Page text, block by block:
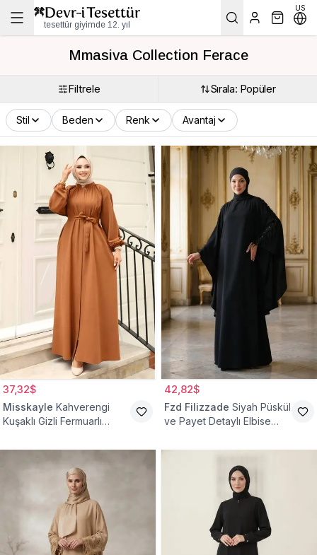
tesettür giyimde 12. yıl
US
Mmasiva Collection Ferace
Filtrele Sırala: Popüler
Stil Beden Renk Avantaj
37,32$
Misskayle Kahverengi
Kuşaklı Gizli Fermuarlı
42,82$
Fzd Filizzade Siyah Püskül
ve Payet Detaylı Elbise